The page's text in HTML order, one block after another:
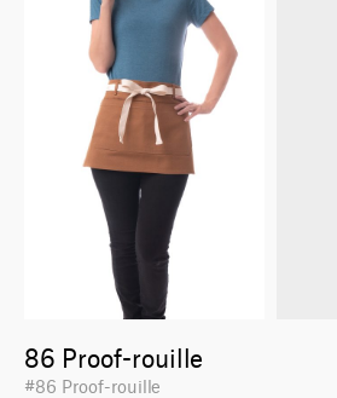
86 Proof-rouille
#86 Proof-rouille